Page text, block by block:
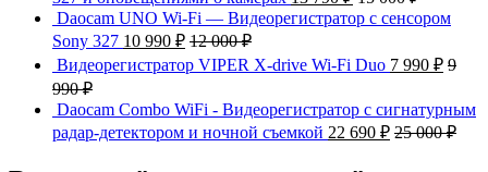
Daocam UNO Wi-Fi — Видеорегистратор с сенсором
Sony 327 10 990 ₽ 12 000₽
Видеорегистратор VIPER X-drive Wi-Fi Duo 7 990 ₽ 9
990₽
Daocam Combo WiFi - Видеорегистратор с сигнатурным
радар-детектором и ночной съемкой 22 690 ₽ 25 000₽